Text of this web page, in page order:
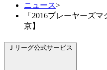
ニュース>
「2016プレーヤーズ
京】
Ｊリーグ公式サービス